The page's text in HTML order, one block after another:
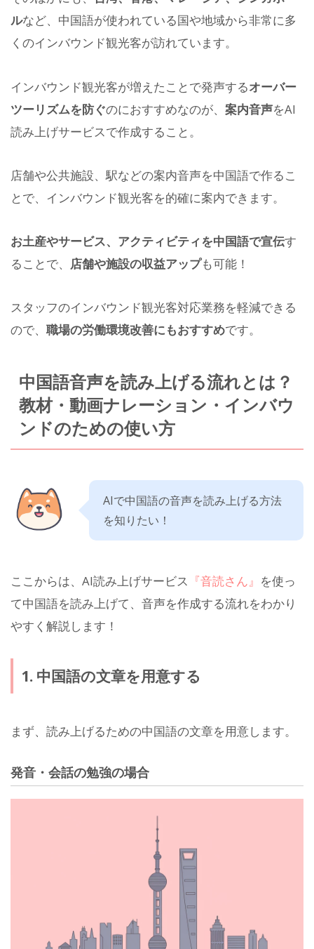
ルなど、中国語が使われている国や地域から非常に多
くのインバウンド観光客が訪れています。
インバウンド観光客が増えたことで発声するオーバー
ツーリズムを防ぐのにおすすめなのが、 案内音声をAI
読み上げサービスで作成すること。
店舗や公共施設、駅などの案内音声を中国語で作るこ
とで、インバウンド観光客を的確に案内できます。
お土産やサービス、アクティビティを中国語で宣伝す
ることで、 店舗や施設の収益アップも可能！
スタッフのインバウンド観光客対応業務を軽減できる
ので、 職場の労働環境改善にもおすすめです。
中国語音声を読み上げる流れとは？
教材・動画ナレーション・インバウ
ンドのための使い方
AIで中国語の音声を読み上げる方法
を知りたい！
ここからは、AI読み上げサービス 『音読さん』 を使っ
て中国語を読み上げて、音声を作成する流れをわかり
やすく解説します！
1. 中国語の文章を用意する
まず、読み上げるための中国語の文章を用意します。
発音・会話の勉強の場合